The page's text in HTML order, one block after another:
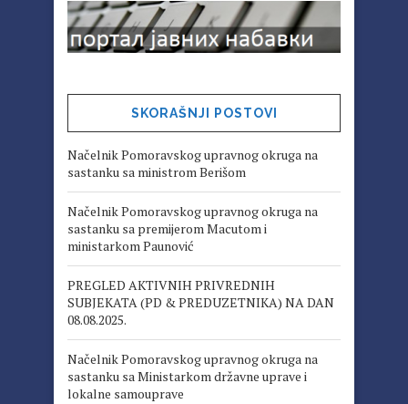
SKORAŠNJI POSTOVI
Načelnik Pomoravskog upravnog okruga na
sastanku sa ministrom Berišom
Načelnik Pomoravskog upravnog okruga na
sastanku sa premijerom Macutom i
ministarkom Paunović
PREGLED AKTIVNIH PRIVREDNIH
SUBJEKATA (PD & PREDUZETNIKA) NA DAN
08.08.2025.
Načelnik Pomoravskog upravnog okruga na
sastanku sa Ministarkom državne uprave i
lokalne samouprave